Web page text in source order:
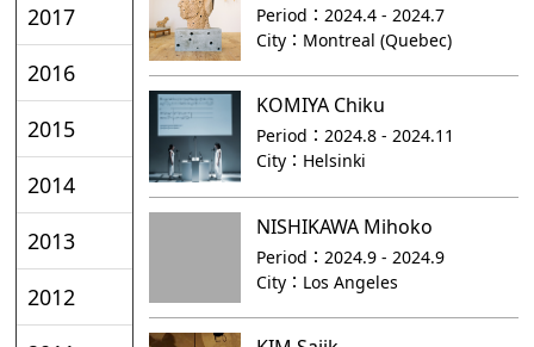
2017
2016
2015
2014
2013
2012
Period：2024.4 - 2024.7
City： Montreal (Quebec)
KOMIYA Chiku
Period：2024.8 - 2024.11
City： Helsinki
NISHIKAWA Mihoko
Period： 2024.9 - 2024.9
City： Los Angeles